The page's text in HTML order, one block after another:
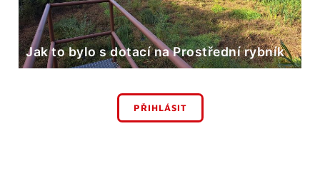
Jak to bylo s dotací na Prostřední rybník
PŘIHLÁSIT